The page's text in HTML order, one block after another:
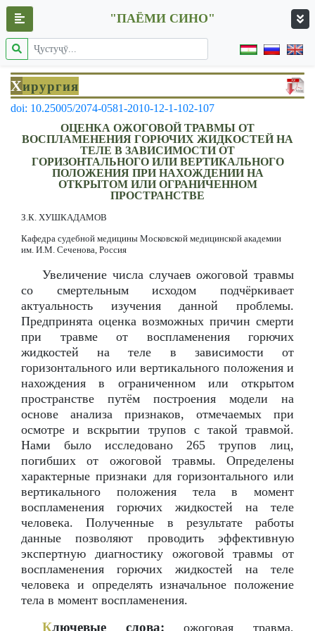
"ПАЁМИ СИНО"
Хирургия
doi: 10.25005/2074-0581-2010-12-1-102-107
ОЦЕНКА ОЖОГОВОЙ ТРАВМЫ ОТ
ВОСПЛАМЕНЕНИЯ ГОРЮЧИХ ЖИДКОСТЕЙ НА
ТЕЛЕ В ЗАВИСИМОСТИ ОТ
ГОРИЗОНТАЛЬНОГО ИЛИ ВЕРТИКАЛЬНОГО
ПОЛОЖЕНИЯ ПРИ НАХОЖДЕНИИ НА
ОТКРЫТОМ ИЛИ ОГРАНИЧЕННОМ
ПРОСТРАНСТВЕ
З.К. ХУШКАДАМОВ
Кафедра судебной медицины Московской медицинской академии
им. И.М. Сеченова, Россия
Увеличение числа случаев ожоговой травмы
со смертельным исходом подчёркивает
актуальность изучения данной проблемы.
Предпринята оценка возможных причин смерти
при травме от воспламенения горючих
жидкостей на теле в зависимости от
горизонтального или вертикального положения и
нахождения в ограниченном или открытом
пространстве путём построения модели на
основе анализа признаков, отмечаемых при
осмотре и вскрытии трупов с такой травмой.
Нами было исследовано 265 трупов лиц,
погибших от ожоговой травмы. Определены
характерные признаки для горизонтального или
вертикального положения тела в момент
воспламенения горючих жидкостей на теле
человека. Полученные в результате работы
данные позволяют проводить эффективную
экспертную диагностику ожоговой травмы от
воспламенения горючих жидкостей на теле
человека и определять изначальное положение
тела в момент воспламенения.
Ключевые слова: ожоговая травма,